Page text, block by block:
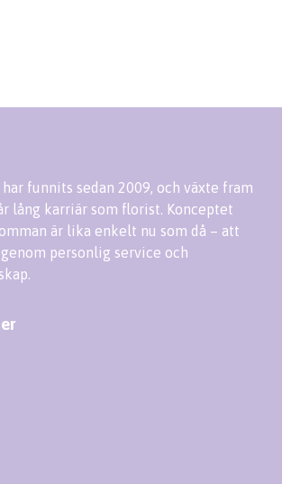
funnits sedan 2009, och växte fram
lång karriär som florist. Konceptet
är lika enkelt nu som då – att
personlig service och